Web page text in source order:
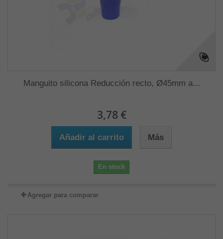
Manguito silicona Reducción recto, Ø45mm a...
3,78 €
Añadir al carrito Más
En stock
Agregar para comparar